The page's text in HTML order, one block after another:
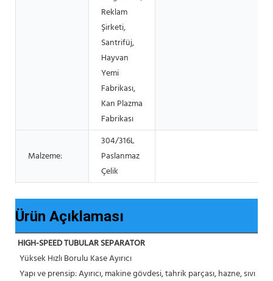
Reklam
Şirketi,
Santrifüj,
Hayvan
Yemi
Fabrikası,
Kan Plazma
Fabrikası
Malzeme:
304/316L
Paslanmaz
Çelik
Ürün Açıklaması
HIGH-SPEED TUBULAR SEPARATOR
Yüksek Hızlı Borulu Kase Ayırıcı